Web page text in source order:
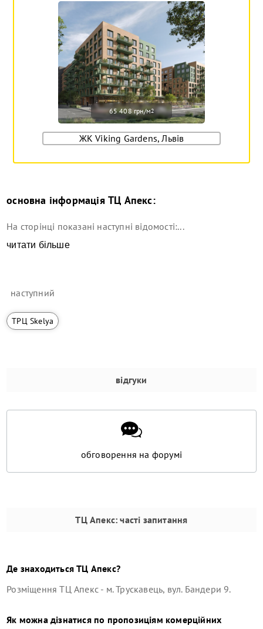
65 408 грн/м2
ЖК Viking Gardens, Львів
основна інформаціяТЦ Апекс:
На сторінці показані наступні відомості:...
читати більше
наступний
ТРЦ Skelya
відгуки
обговорення на форумі
ТЦ Апекс: часті запитання
Де знаходитьсяТЦ Апекс?
РозміщенняТЦ Апекс - м. Трускавець, вул. Бандери 9.
Як можна дізнатися по пропозиціям комерційних